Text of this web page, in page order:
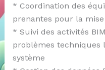
* Coordination des
prenantes pour la
* Suivi des activités
problèmes techniques
système